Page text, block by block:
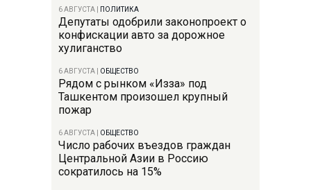
6 АВГУСТА ПОЛИТИКА
Депутаты одобрили законопроект о
конфискации авто за дорожное
хулиганство
6 АВГУСТА ОБЩЕСТВО
Рядом с рынком «Изза» под
Ташкентом произошел крупный
пожар
6 АВГУСТА ОБЩЕСТВО
Число рабочих въездов граждан
Центральной Азии в Россию
сократилось на 15%